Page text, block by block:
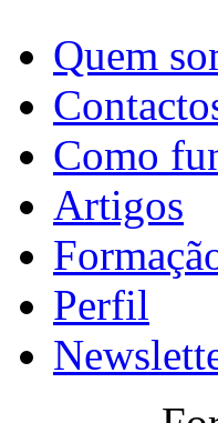
Quem
Como
Artigos
Perfil